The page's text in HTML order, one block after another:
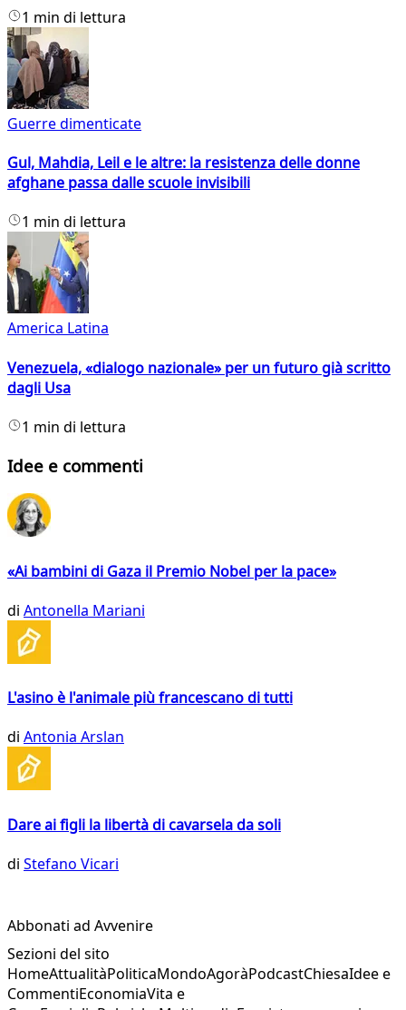
1 min di lettura
Guerre dimenticate
Gul, Mahdia, Leil e le altre: la resistenza delle donne
afghane passa dalle scuole invisibili
1 min di lettura
America Latina
Venezuela, «dialogo nazionale» per un futuro già scritto
dagli Usa
1 min di lettura
Idee e commenti
«Ai bambini di Gaza il Premio Nobel per la pace»
di Antonella Mariani
L'asino è l'animale più francescano di tutti
di Antonia Arslan
Dare ai figli la libertà di cavarsela da soli
di Stefano Vicari
Abbonati ad Avvenire
Sezioni del sito
HomeAttualitàPoliticaMondoAgoràPodcastChiesaIdee e
CommentiEconomiaVita e